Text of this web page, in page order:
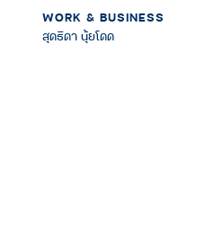
WORK & BUSINESS
สุดธิดา นุ้ยโดด